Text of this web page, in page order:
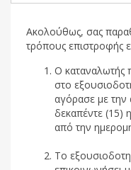
Ακολούθως, σας
τρόπους επιστροφής
Ο καταναλωτής
στο
αγόρασε με την
δεκαπέντε (15)
από την
Το